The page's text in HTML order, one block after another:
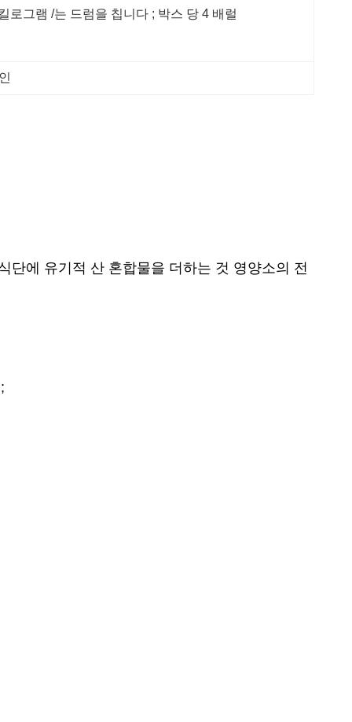
로그램 /는 드럼을 칩니다 ; 박스 당 4 배럴
단에 유기적 산 혼합물을 더하는 것 영양소의 전